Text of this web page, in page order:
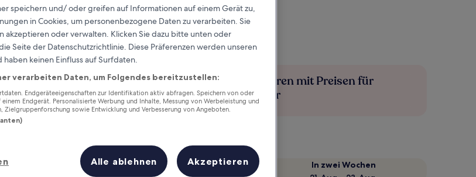
Prämien für jede
Übernachtung
Mehr sparen mit Preisen für
Mitglieder
Nächstes Wochenende
In zwei Wochen
speichern und/ oder greifen auf Informationen auf einem Gerät zu,
in Cookies, um personenbezogene Daten zu verarbeiten. Sie
akzeptieren oder verwalten. Klicken Sie dazu bitte unten oder
Seite der Datenschutzrichtlinie. Diese Präferenzen werden unseren
haben keinen Einfluss auf Surfdaten.
verarbeiten Daten, um Folgendes bereitzustellen:
Endgeräteeigenschaften zur Identifikation aktiv abfragen. Speichern von oder
Endgerät. Personalisierte Werbung und Inhalte, Messung von Werbeleistung und
Zielgruppenforschung sowie Entwicklung und Verbesserung von Angeboten.
Alle ablehnen Akzeptieren